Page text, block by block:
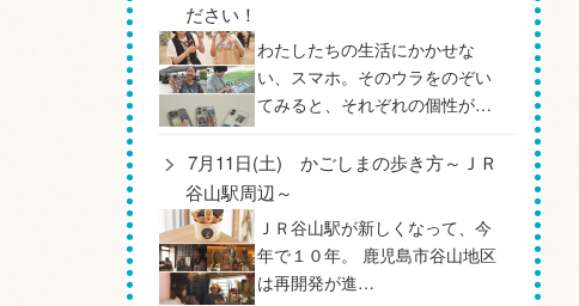
ださい！
わたしたちの生活にかかせな
い、スマホ。そのウラをのぞい
てみると、それぞれの個性が…
7月11日(土) かごしまの歩き方～ＪＲ
谷山駅周辺～
ＪＲ谷山駅が新しくなって、今
年で１０年。 鹿児島市谷山地区
は再開発が進…